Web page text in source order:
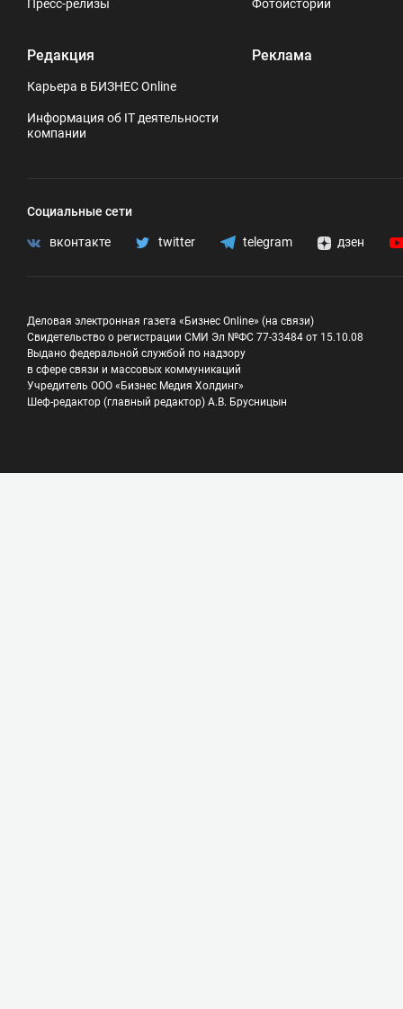
Пресс-релизы
Редакция
Карьера в БИЗНЕС Online
Информация об IT деятельности
компании
Фотоистории
Реклама
Социальные сети
вконтакте twitter telegram дзен
Деловая электронная газета «Бизнес Online» (на связи)
Свидетельство о регистрации СМИ Эл №ФС 77-33484 от 15.10.08
Выдано федеральной службой по надзору
в сфере связи и массовых коммуникаций
Учредитель ООО «Бизнес Медия Холдинг»
Шеф-редактор (главный редактор) А.В. Брусницын